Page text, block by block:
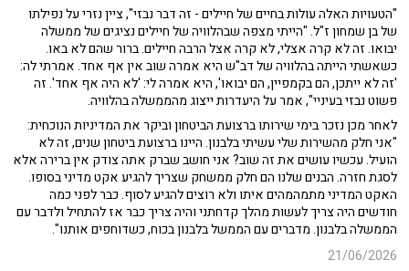
"הטעויות האלה עולות בחיים של חיילים - זה דבר נבזי", ציין נזרי על נפילתו
של בן שמחון ז"ל. "הייתי מצפה שבהלוויה של חיילים נציגים של ממשלה
יבואו. זה לא קרה אצלי, לא קרה אצל הרבה חיילים. ברור שהם לא באו.
כשאשתי הייתה בהלוויה של דב"ש היא אמרה שוב אין אף אחד. אמרתי לה:
'זה לא ייתכן, הם בקמפיין, הם יבואו', היא אמרה לי: 'לא היה אף אחד'. זה
פשוט נבזי בעיניי", אמר על היעדרות ייצוג מהממשלה בהלוויה.
לאחר מכן נזכר בימי שירותו ברצועת הביטחון וביקר את המדיניות הנוכחית:
"אני חלק מהשירות שלי עשיתי בלבנון. היינו ברצועת ביטחון שנים, זה לא
הועיל. עכשיו עושים את זה שוב? אני חושב שברק אתה צודק אין ברירה אלא
לסגת חזרה. הבנים שלנו הם חלק ממשחק שצריך להגיע אקט מדיני בסופו.
האקט המדיני מתמהמהים איתו ולא רוצים להגיע לסוף.כבר לפני כמה
חודשיםהיה צריך לעשות מהלך קדחתני והיה צריך כבר אז להתחיל ולדבר עם
הממשלה בלבנון. מדברים עם הממשל בלבנון בכוח, כשדוחפים אותנו".
21/06/2026